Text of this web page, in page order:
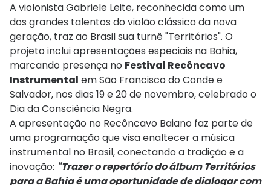
A violonista Gabriele Leite, reconhecida como um
dos grandes talentos do violão clássico da nova
geração, traz ao Brasil sua turnê "Territórios". O
projeto inclui apresentações especiais na Bahia,
marcando presença no Festival Recôncavo
Instrumental em São Francisco do Conde e
Salvador, nos dias 19 e 20 de novembro, celebrado o
Dia da Consciência Negra.
A apresentação no Recôncavo Baiano faz parte de
uma programação que visa enaltecer a música
instrumental no Brasil, conectando a tradição e a
inovação: "Trazer o repertório do álbum Territórios
para a Bahia é uma oportunidade de dialogar com